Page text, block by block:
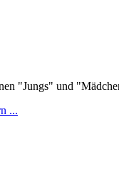
"Jungs" und